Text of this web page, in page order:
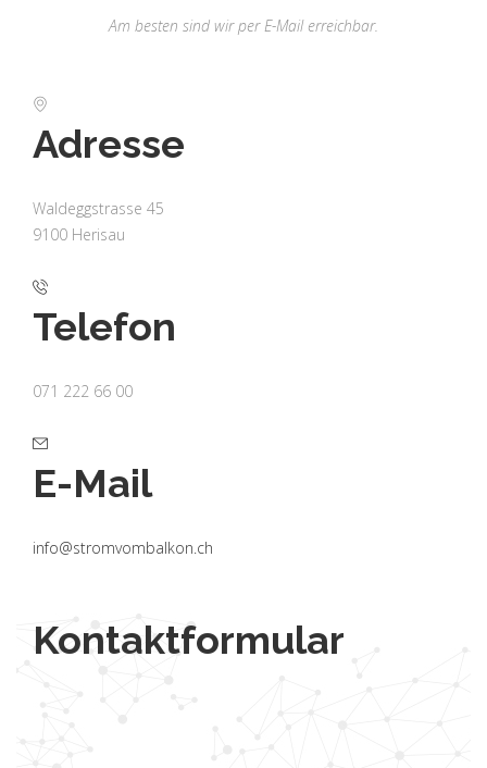
Am besten sind wir per E-Mail erreichbar.
Adresse
Waldeggstrasse 45
9100 Herisau
Telefon
071 222 66 00
E-Mail
info@stromvombalkon.ch
Kontaktformular